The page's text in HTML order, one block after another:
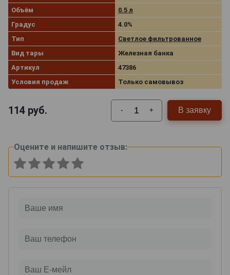
Объём
0.5 л
Градус
4.0%
Тип
Светлое фильтрованное
Вид тары
Железная банка
Артикул
47386
Условия продаж
Только самовывоз
114 руб. - + В заявку
Оцените и напишите отзыв: